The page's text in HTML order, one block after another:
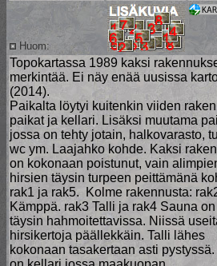
Huom:
Topokartassa 1989 kaksi
merkintää. Ei näy enää uusissa
(2014).
Paikalta löytyi kuitenkin viiden
paikat ja kellari. Lisäksi muutama
jossa on tehty jotain, halkovarasto,
wc ym. Laajahko kohde. Kaksi
on kokonaan poistunut, vain
hirsien täysin turpeen peittämänä
rak1 ja rak5. Kolme rakennusta:
Kämppä. rak3 Talli ja rak4 Sauna
täysin hahmoitettavissa. Niissä
hirsikertoja päällekkäin. Talli lähes
kokonaan tasakertaan asti